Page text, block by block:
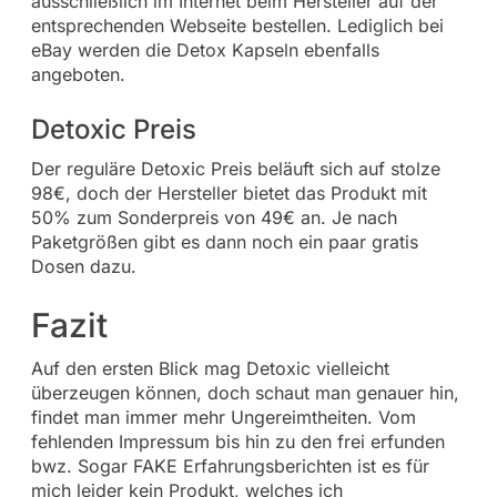
entsprechenden Webseite bestellen. Lediglich bei
eBay werden die Detox Kapseln ebenfalls
angeboten.
Detoxic Preis
Der reguläre Detoxic Preis beläuft sich auf stolze
98€, doch der Hersteller bietet das Produkt mit
50% zum Sonderpreis von 49€ an. Je nach
Paketgrößen gibt es dann noch ein paar gratis
Dosen dazu.
Fazit
Auf den ersten Blick mag Detoxic vielleicht
überzeugen können, doch schaut man genauer hin,
findet man immer mehr Ungereimtheiten. Vom
fehlenden Impressum bis hin zu den frei erfunden
bwz. Sogar FAKE Erfahrungsberichten ist es für
mich leider kein Produkt, welches ich